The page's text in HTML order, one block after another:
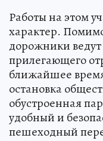
Работы на этом
характер.
дорожники
прилегающего
ближайшее
остановка
обустроенная
удобный и
пешеходный